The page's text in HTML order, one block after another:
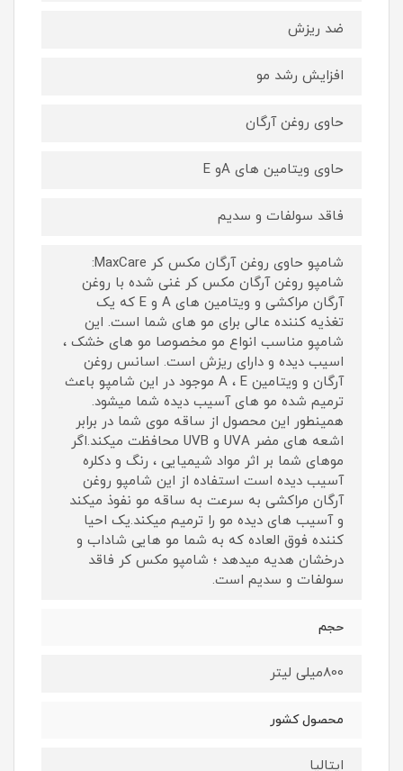
ضد ریزش
افزایش رشد مو
حاوی روغن آرگان
حاوی ویتامین های Aو E
فاقد سولفات و سدیم
شامپو حاوی روغن آرگان مکس کر MaxCare:
شامپو روغن آرگان مکس کر غنی شده با روغن
آرگان مراکشی و ویتامین های A و E که یک
تغذیه کننده عالی برای مو های شما است. این
شامپو مناسب انواع مو مخصوصا مو های خشک ،
اسیب دیده و دارای ریزش است. اسانس روغن
آرگان و ویتامین A ، E موجود در این شامپو باعث
ترمیم شده مو های آسیب دیده شما میشود.
همینطور این محصول از ساقه موی شما در برابر
اشعه های مضر UVA و UVB محافظت میکند.اگر
موهای شما بر اثر مواد شیمیایی ، رنگ و دکلره
آسیب دیده است استفاده از این شامپو روغن
آرگان مراکشی به سرعت به ساقه مو نفوذ میکند
و آسیب های دیده مو را ترمیم میکند.یک احیا
کننده فوق العاده که به شما مو هایی شاداب و
درخشان هدیه میدهد ؛ شامپو مکس کر فاقد
سولفات و سدیم است.
حجم
800میلی لیتر
محصول کشور
ایتالیا